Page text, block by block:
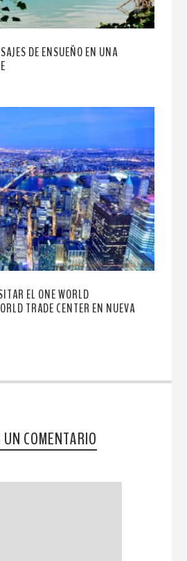
DE ENSUEÑO EN UNA
EL ONE WORLD
TRADE CENTER EN NUEVA
UN COMENTARIO